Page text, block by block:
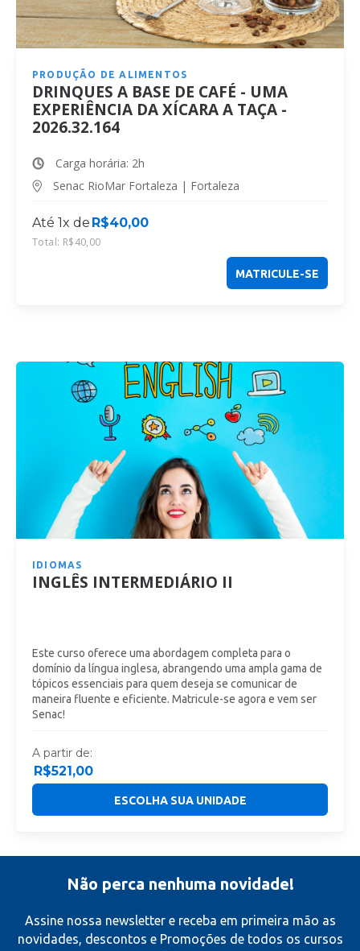
PRODUÇÃO DE ALIMENTOS
DRINQUES A BASE DE CAFÉ - UMA
EXPERIÊNCIA DA XÍCARA A TAÇA -
2026.32.164
Carga horária: 2h
Senac RioMar Fortaleza | Fortaleza
Até 1x de R$40,00
Total: R$40,00
MATRICULE-SE
IDIOMAS
INGLÊS INTERMEDIÁRIO II
Este curso oferece uma abordagem completa para o
domínio da língua inglesa, abrangendo uma ampla gama de
tópicos essenciais para quem deseja se comunicar de
maneira fluente e eficiente. Matricule-se agora e vem ser
Senac!
A partir de:
R$521,00
ESCOLHA SUA UNIDADE
Não perca nenhuma novidade!
Assine nossa newsletter e receba em primeira mão as
novidades, descontos e Promoções de todos os cursos